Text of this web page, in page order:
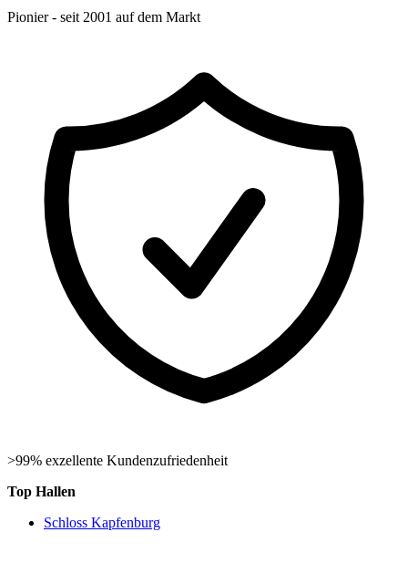
Pionier - seit 2001 auf dem Markt
>99% exzellente Kundenzufriedenheit
Top Hallen
Schloss Kapfenburg